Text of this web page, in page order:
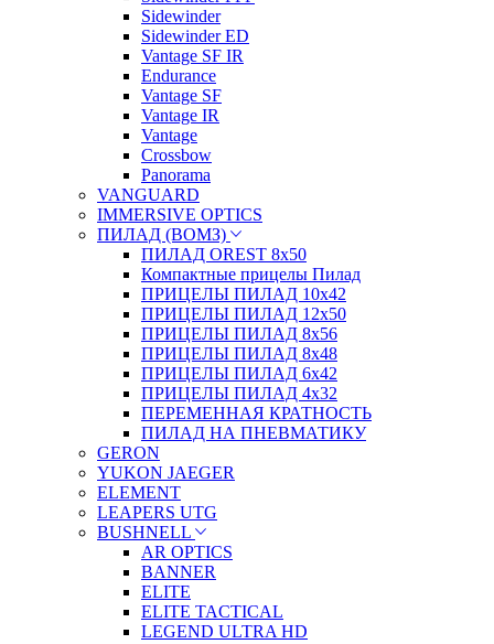
Sidewinder
Sidewinder ED
Vantage SF IR
Endurance
Vantage SF
Vantage IR
Vantage
Crossbow
Panorama
VANGUARD
IMMERSIVE OPTICS
ПИЛАД (ВОМЗ)
ПИЛАД OREST 8х50
Компактные прицелы Пилад
ПРИЦЕЛЫ ПИЛАД 10х42
ПРИЦЕЛЫ ПИЛАД 12х50
ПРИЦЕЛЫ ПИЛАД 8х56
ПРИЦЕЛЫ ПИЛАД 8х48
ПРИЦЕЛЫ ПИЛАД 6х42
ПРИЦЕЛЫ ПИЛАД 4х32
ПЕРЕМЕННАЯ КРАТНОСТЬ
ПИЛАД НА ПНЕВМАТИКУ
GERON
YUKON JAEGER
ELEMENT
LEAPERS UTG
BUSHNELL
AR OPTICS
BANNER
ELITE
ELITE TACTICAL
LEGEND ULTRA HD